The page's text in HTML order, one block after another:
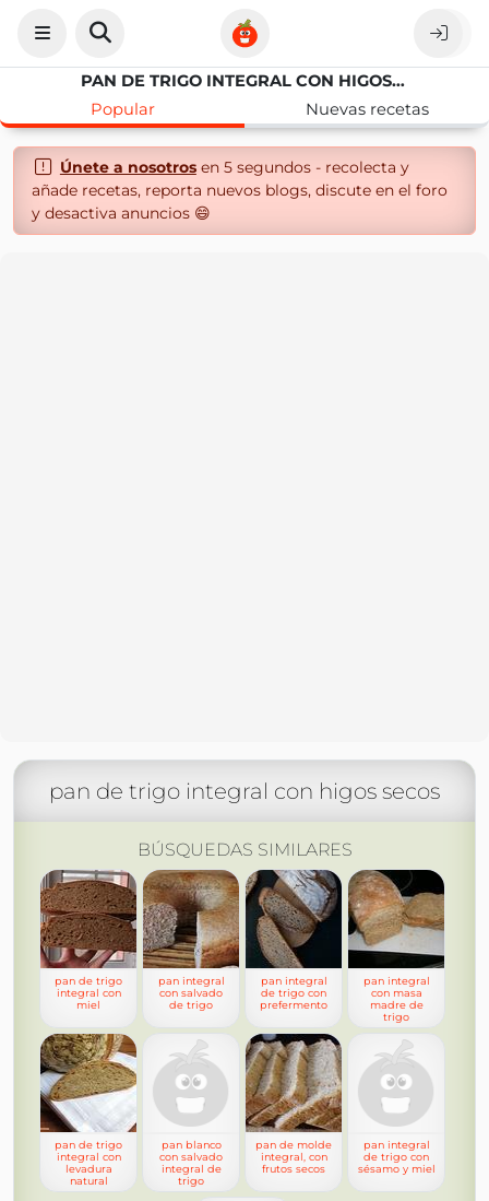
PAN DE TRIGO INTEGRAL CON HIGOS SECOS
Popular
Nuevas recetas
Únete a nosotrosen 5 segundos - recolecta y
añade recetas, reporta nuevos blogs, discute en el foro
y desactiva anuncios 😄
pan de trigo integral con higos secos
BÚSQUEDAS SIMILARES
pan de trigo
integral con
miel
pan integral
con salvado
de trigo
pan integral
de trigo con
prefermento
pan integral
con masa
madre de
trigo
pan de trigo
integral con
levadura
natural
pan blanco
con salvado
integral de
trigo
pan de molde
integral, con
frutos secos
pan integral
de trigo con
sésamo y miel